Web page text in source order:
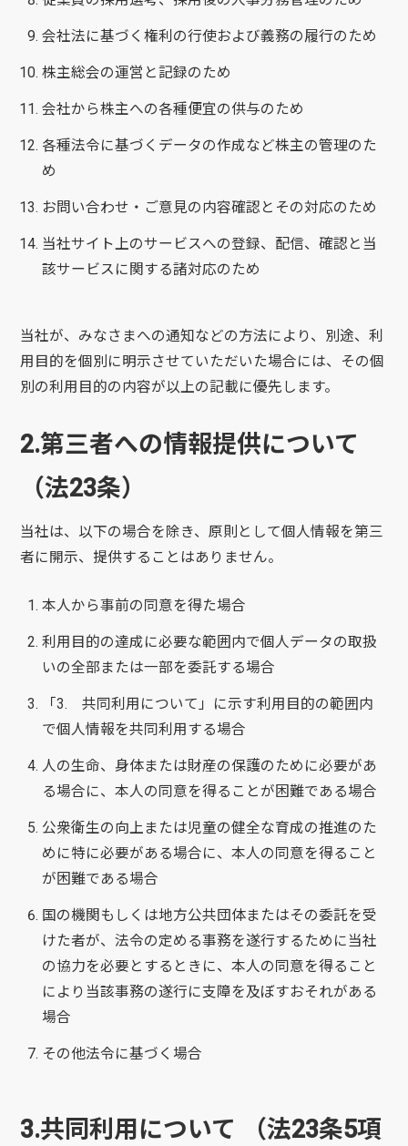
会社法に基づく権利の行使および義務の履行のため
株主総会の運営と記録のため
会社から株主への各種便宜の供与のため
各種法令に基づくデータの作成など株主の管理のた
め
お問い合わせ・ご意見の内容確認とその対応のため
当社サイト上のサービスへの登録、配信、確認と当
該サービスに関する諸対応のため
当社が、みなさまへの通知などの方法により、別途、利
用目的を個別に明示させていただいた場合には、その個
別の利用目的の内容が以上の記載に優先します。
2.第三者への情報提供について
（法23条）
当社は、以下の場合を除き、原則として個人情報を第三
者に開示、提供することはありません。
本人から事前の同意を得た場合
利用目的の達成に必要な範囲内で個人データの取扱
いの全部または一部を委託する場合
「3. 共同利用について」に示す利用目的の範囲内
で個人情報を共同利用する場合
人の生命、身体または財産の保護のために必要があ
る場合に、本人の同意を得ることが困難である場合
公衆衛生の向上または児童の健全な育成の推進のた
めに特に必要がある場合に、本人の同意を得ること
が困難である場合
国の機関もしくは地方公共団体またはその委託を受
けた者が、法令の定める事務を遂行するために当社
の協力を必要とするときに、本人の同意を得ること
により当該事務の遂行に支障を及ぼすおそれがある
場合
その他法令に基づく場合
3.共同利用について （法23条5項